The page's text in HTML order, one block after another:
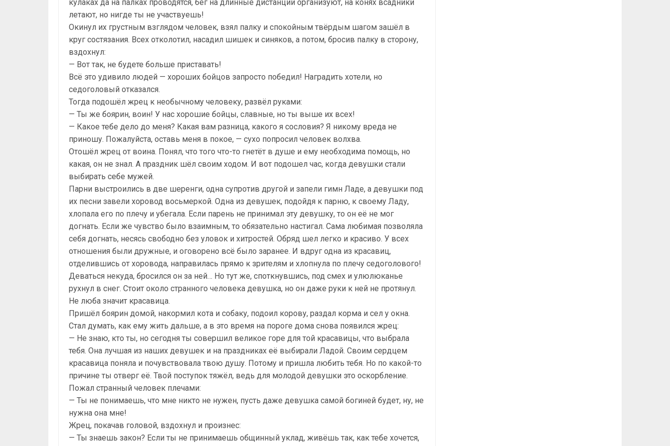
кулаках да на палках проводятся, бег на длинные дистанции организуют, на конях всадники
летают, но нигде ты не участвуешь!
Окинул их грустным взглядом человек, взял палку и спокойным твёрдым шагом зашёл в
круг состязания. Всех отколотил, насадил шишек и синяков, а потом, бросив палку в сторону,
вздохнул:
— Вот так, не будете больше приставать!
Всё это удивило людей — хороших бойцов запросто победил! Наградить хотели, но
седоголовый отказался.
Тогда подошёл жрец к необычному человеку, развёл руками:
— Ты же боярин, воин! У нас хорошие бойцы, славные, но ты выше их всех!
— Какое тебе дело до меня? Какая вам разница, какого я сословия? Я никому вреда не
приношу. Пожалуйста, оставь меня в покое, — сухо попросил человек волхва.
Отошёл жрец от воина. Понял, что того что-то гнетёт в душе и ему необходима помощь, но
какая, он не знал. А праздник шёл своим ходом. И вот подошел час, когда девушки стали
выбирать себе мужей.
Парни выстроились в две шеренги, одна супротив другой и запели гимн Ладе, а девушки под
их песни завели хоровод восьмеркой. Одна из девушек, подойдя к парню, к своему Ладу,
хлопала его по плечу и убегала. Если парень не принимал эту девушку, то он её не мог
догнать. Если же чувство было взаимным, то обязательно настигал. Сама любимая позволяла
себя догнать, несясь свободно без уловок и хитростей. Обряд шел легко и красиво. У всех
отношения были дружные, и оговорено всё было заранее. И вдруг одна из красавиц,
отделившись от хоровода, направилась прямо к зрителям и хлопнула по плечу седоголового!
Деваться некуда, бросился он за ней… Но тут же, споткнувшись, под смех и улюлюканье
рухнул в снег. Стоит около странного человека девушка, но он даже руки к ней не протянул.
Не люба значит красавица.
Пришёл боярин домой, накормил кота и собаку, подоил корову, раздал корма и сел у окна.
Стал думать, как ему жить дальше, а в это время на пороге дома снова появился жрец:
— Не знаю, кто ты, но сегодня ты совершил великое горе для той красавицы, что выбрала
тебя. Она лучшая из наших девушек и на праздниках её выбирали Ладой. Своим сердцем
красавица поняла и почувствовала твою душу. Потому и пришла любить тебя. Но по какой-то
причине ты отверг её. Твой поступок тяжёл, ведь для молодой девушки это оскорбление.
Пожал странный человек плечами:
— Ты не понимаешь, что мне никто не нужен, пусть даже девушка самой богиней будет, ну, не
нужна она мне!
Жрец, покачав головой, вздохнул и произнес:
— Ты знаешь закон? Если ты не принимаешь общинный уклад, живёшь так, как тебе хочется,